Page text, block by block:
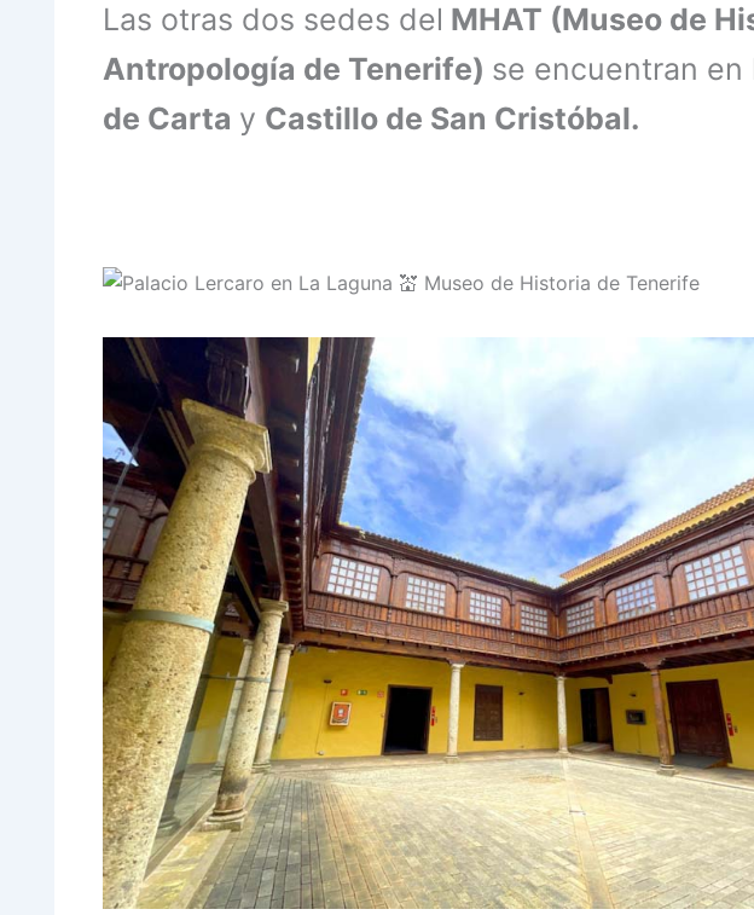
Las otras dos sedes del MHAT (Museo de
Antropología de Tenerife) se encuentran
de Carta y Castillo de San Cristóbal.